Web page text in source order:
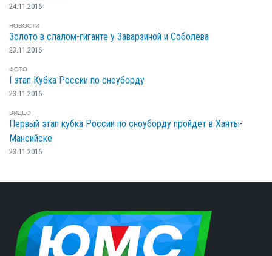
24.11.2016
НОВОСТИ
Золото в слалом-гиганте у Заварзиной и Соболева
23.11.2016
ФОТО
I этап Кубка России по сноуборду
23.11.2016
ВИДЕО
Первый этап кубка России по сноуборду пройдет в Ханты-
Мансийске
23.11.2016